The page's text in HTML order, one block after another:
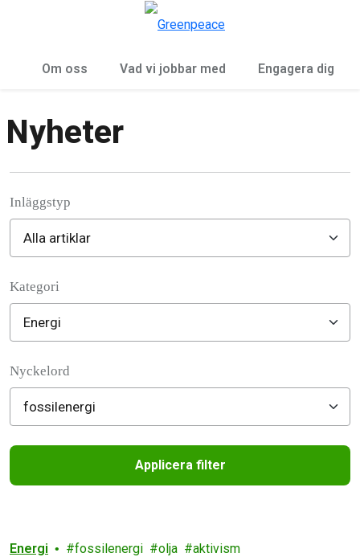
Om oss Vad vi jobbar med Engagera dig
Nyheter
Inläggstyp
Kategori
Nyckelord
Applicera filter
Energi fossilenergi olja aktivism